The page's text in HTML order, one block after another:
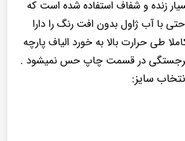
زنده و شفاف استفاده شده است که
با آب ژاول بدون افت رنگ را دارا
طی حرارت بالا به خورد الیاف پارچه
برجستگی در قسمت چاپ حس نمیشود .
سایز: